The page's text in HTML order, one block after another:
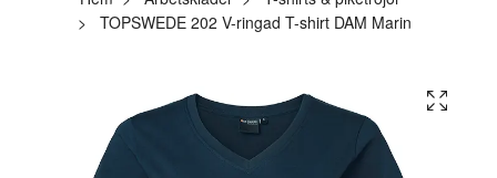
TOPSWEDE 202 V-ringad T-shirt DAM Marin